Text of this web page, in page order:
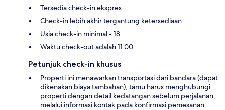
Tersedia check-in ekspres
Check-in lebih akhir tergantung ketersediaan
Usia check-in minimal - 18
Waktu check-out adalah 11.00
Petunjuk check-in khusus
Properti ini menawarkan transportasi dari bandara (dapat
dikenakan biaya tambahan); tamu harus menghubungi
properti dengan detail kedatangan sebelum perjalanan,
melalui informasi kontak pada konfirmasi pemesanan.